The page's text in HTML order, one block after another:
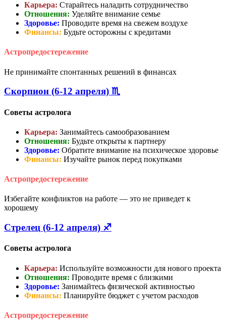
Карьера: Старайтесь наладить сотрудничество
Отношения: Уделяйте внимание семье
Здоровье: Проводите время на свежем воздухе
Финансы: Будьте осторожны с кредитами
Астропредостережение
Не принимайте спонтанных решений в финансах
Скорпион (6-12 апреля) ♏
Советы астролога
Карьера: Занимайтесь самообразованием
Отношения: Будьте открыты к партнеру
Здоровье: Обратите внимание на психическое здоровье
Финансы: Изучайте рынок перед покупками
Астропредостережение
Избегайте конфликтов на работе — это не приведет к
хорошему
Стрелец (6-12 апреля) ♐
Советы астролога
Карьера: Используйте возможности для нового проекта
Отношения: Проводите время с близкими
Здоровье: Занимайтесь физической активностью
Финансы: Планируйте бюджет с учетом расходов
Астропредостережение